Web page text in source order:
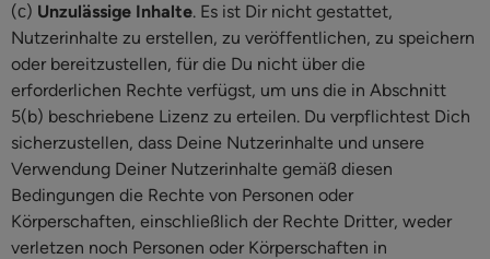
(с) Unzulässige Inhalte. Es ist Dir nicht gestattet,
Nutzerinhalte zu erstellen, zu veröffentlichen, zu speichern
oder bereitzustellen, für die Du nicht über die
erforderlichen Rechte verfügst, um uns die in Abschnitt
5(b) beschriebene Lizenz zu erteilen. Du verpflichtest Dich
sicherzustellen, dass Deine Nutzerinhalte und unsere
Verwendung Deiner Nutzerinhalte gemäß diesen
Bedingungen die Rechte von Personen oder
Körperschaften, einschließlich der Rechte Dritter, weder
verletzen noch Personen oder Körperschaften in